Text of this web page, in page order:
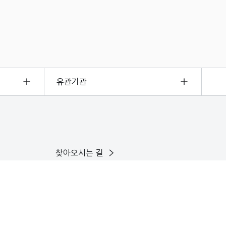
유관기관
찾아오시는 길